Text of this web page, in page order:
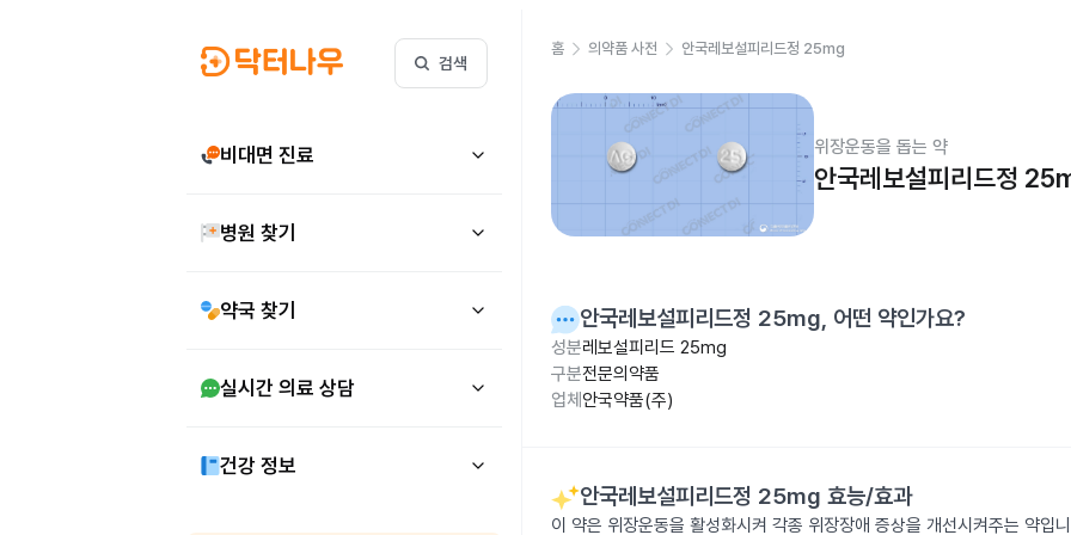
검색
비대면 진료
병원 찾기
약국 찾기
실시간 의료 상담
건강 정보
홈 의약품 사전 안국레보설피리드정 25mg
위장운동을 돕는 약
안국레보설피리드정
안국레보설피리드정 25mg, 어떤 약인가요?
성분레보설피리드 25mg
구분전문의약품
업체 안국약품(주)
안국레보설피리드정 25mg 효능/효과
이 약은 위장운동을 활성화시켜 각종 위장장애 증상을 개선시켜주는 약입